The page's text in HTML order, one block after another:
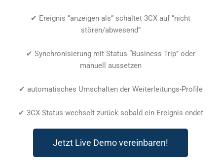
✔ Ereignis “anzeigen als” schaltet 3CX auf “nicht
stören/abwesend”
✔ Synchronisierung mit Status “Business Trip” oder
manuell aussetzen
✔ automatisches Umschalten der Weiterleitungs-Profile
✔ 3CX-Status wechselt zurück sobald ein Ereignis endet
Jetzt Live Demo vereinbaren!